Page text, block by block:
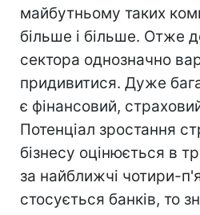
майбутньому таких
більше і більше. Отже
сектора однозначно
придивитися. Дуже
є фінансовий,
Потенціал зростання
бізнесу оцінюється в
за найближчі чотири-
стосується банків, то